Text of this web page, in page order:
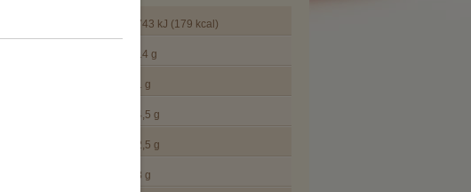
743 kJ (179 kcal)
14 g
1 g
4,5 g
2,5 g
8 g